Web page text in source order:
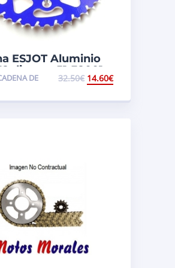
ESJOT Aluminio
dientes 51-32001-
DE
32.50€ 14.60€